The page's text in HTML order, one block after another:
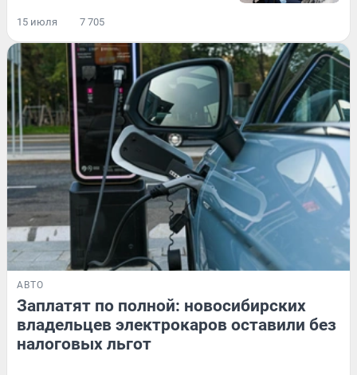
15 июля 7 705
АВТО
Заплатят по полной: новосибирских
владельцев электрокаров оставили без
налоговых льгот